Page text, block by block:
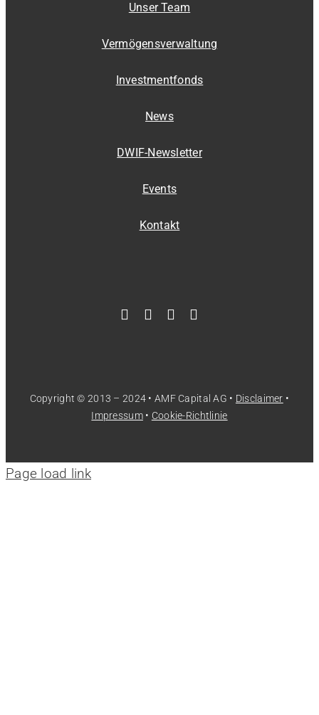
Unser Team
Vermögensverwaltung
Investmentfonds
News
DWIF-Newsletter
Events
Kontakt
Copyright © 2013 – 2024 • AMF Capital AG • Disclaimer •
Impressum• Cookie-Richtlinie
Page load link